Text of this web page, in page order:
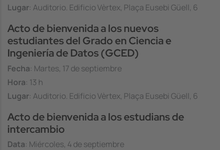
Lugar: Auditorio. Edificio Vèrtex, Plaça Eusebi Güell, 6
Acto de bienvenida a los nuevos
estudiantes del Grado en Ciencia e
Ingeniería de Datos (GCED)
Fecha: Martes, 17 de septiembre
Hora: 13 h
Lugar: Auditorio. Edificio Vèrtex, Plaça Eusebi Güell, 6
Acto de bienvenida a los estudians de
intercambio
Data: Miércoles, 4 de septiembre